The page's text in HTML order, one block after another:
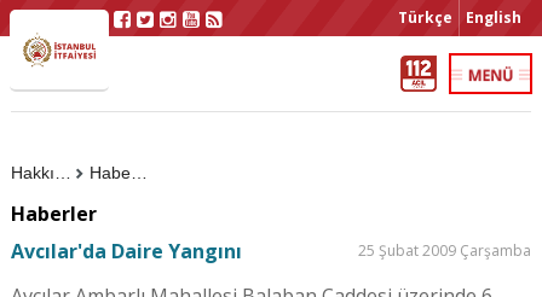
Türkçe English
Haberler
Haberler
Avcılar'da Daire Yangını
25 Şubat 2009 Çarşamba